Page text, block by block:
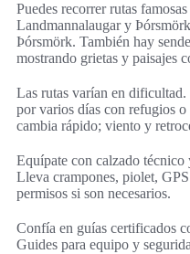
Puedes recorrer rutas
Landmannalaugar y
Þórsmörk. También hay
mostrando grietas y paisajes
Las rutas varían en
por varios días con refugios
cambia rápido; viento y
Equípate con calzado técnico
Lleva crampones, piolet,
permisos si son necesarios.
Confía en guías certificados
Guides para equipo y